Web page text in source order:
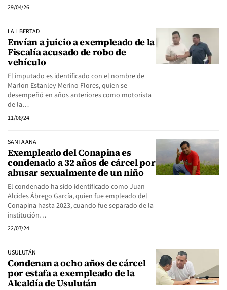
29/04/26
LA LIBERTAD
Envían a juicio a exempleado de la
Fiscalía acusado de robo de
vehículo
El imputado es identificado con el nombre de
Marlon Estanley Merino Flores, quien se
desempeñó en años anteriores como motorista
de la…
11/08/24
SANTA ANA
Exempleado del Conapina es
condenado a 32 años de cárcel por
abusar sexualmente de un niño
El condenado ha sido identificado como Juan
Alcides Ábrego García, quien fue empleado del
Conapina hasta 2023, cuando fue separado de la
institución…
22/07/24
USULUTÁN
Condenan a ocho años de cárcel
por estafa a exempleado de la
Alcaldía de Usulután